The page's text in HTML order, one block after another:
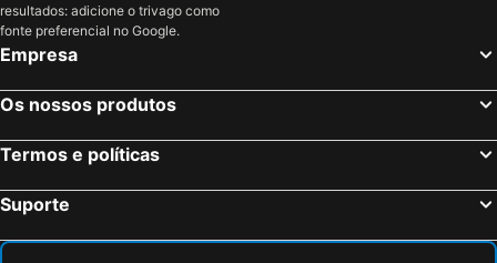
resultados: adicione o trivago como
fonte preferencial no Google.
Empresa
Os nossos produtos
Termos e políticas
Suporte